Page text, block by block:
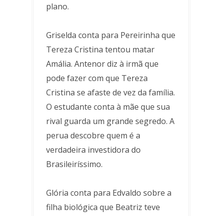
plano.
Griselda conta para Pereirinha que
Tereza Cristina tentou matar
Amália. Antenor diz à irmã que
pode fazer com que Tereza
Cristina se afaste de vez da família.
O estudante conta à mãe que sua
rival guarda um grande segredo. A
perua descobre quem é a
verdadeira investidora do
Brasileiríssimo.
Glória conta para Edvaldo sobre a
filha biológica que Beatriz teve